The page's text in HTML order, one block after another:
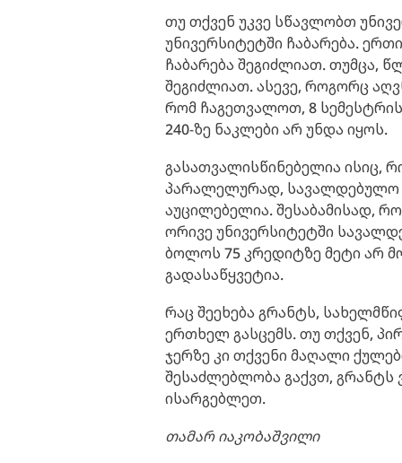
თუ თქვენ უკვე სწავლობთ
უნივერსიტეტში ჩაბარება.
ჩაბარება შეგიძლიათ. თუმცა,
შეგიძლიათ. ასევე, როგორც
რომ ჩაგეთვალოთ, 8
240-ზე ნაკლები არ უნდა იყოს.
გასათვალისწინებელია ისიც,
პარალელურად, სავალდებულო
აუცილებელია. შესაბამისად,
ორივე უნივერსიტეტში
ბოლოს 75 კრედიტზე მეტი არ
გადასაწყვეტია.
რაც შეეხება გრანტს,
ერთხელ გასცემს. თუ თქვენ,
ჯერზე კი თქვენი მაღალი
შესაძლებლობა გაქვთ,
ისარგებლეთ.
თამარ იაკობაშვილი